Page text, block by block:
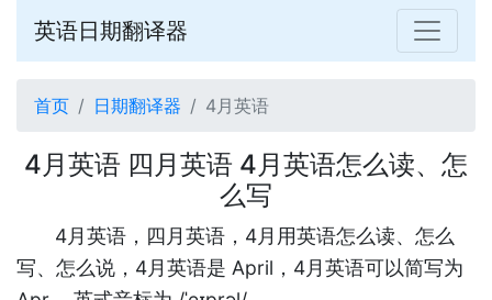
英语日期翻译器
首页 日期翻译器 4月英语
4月英语 四月英语 4月英语怎么读、怎
么写
4月英语，四月英语，4月用英语怎么读、怎么
写、怎么说，4月英语是 April，4月英语可以简写为